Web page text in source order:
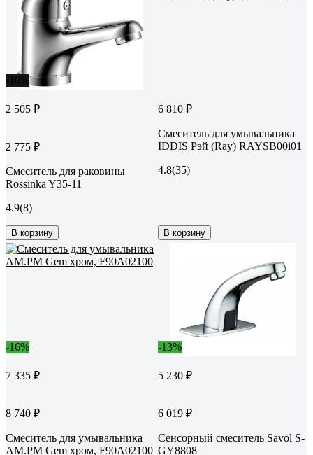
2 505 ₽
2 775 ₽
Смеситель для раковины
Rossinka Y35-11
4.9(8)
В корзину
6 810 ₽
Смеситель для умывальника
IDDIS Рэй (Ray) RAYSB00i01
4.8(35)
В корзину
-16%
7 335 ₽
8 740 ₽
Смеситель для умывальника
AM.PM Gem хром, F90A02100
-13%
5 230 ₽
6 019 ₽
Сенсорный смеситель Savol S-
GY8808